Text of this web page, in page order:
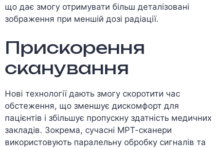
що дає змогу отримувати більш деталізовані
зображення при меншій дозі радіації.
Прискорення
сканування
Нові технології дають змогу скоротити час
обстеження, що зменшує дискомфорт для
пацієнтів і збільшує пропускну здатність медичних
закладів. Зокрема, сучасні МРТ-сканери
використовують паралельну обробку сигналів та